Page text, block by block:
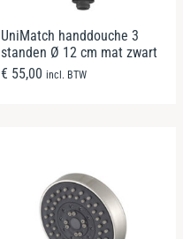
UniMatch handdouche 3
standen Ø 12 cm mat zwart
€ 55,00 incl. BTW